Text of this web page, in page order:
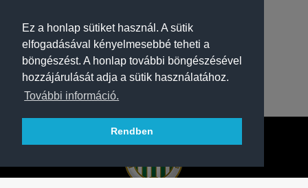
Ez a honlap sütiket használ. A sütik
elfogadásával kényelmesebbé teheti a
böngészést. A honlap további böngészésével
hozzájárulását adja a sütik használatához.
További információ.
Rendben